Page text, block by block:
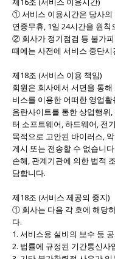
① 서비스 이용시간은 당사의
연중무휴, 1일 24시간을 원칙
② 회사가 정기점검 등 불가
때에는 사전에 서비스 중단
제18조 (서비스 이용 책임)
회원은 회사에서 서면을 통
비스를 이용한 어떠한 영업
음란사이트를 통한 상업행위
터 소프트웨어, 하드웨어, 전
목적으로 고안된 바이러스,
게시 또는 전송할 수 없습니
손해, 관계기관에 의한 법적
담합니다.
제18조 (서비스 제공의 중지)
① 회사는 다음 각 호에 해당
다.
1. 서비스용 설비의 보수 등
2. 법률에 규정된 기간통신사